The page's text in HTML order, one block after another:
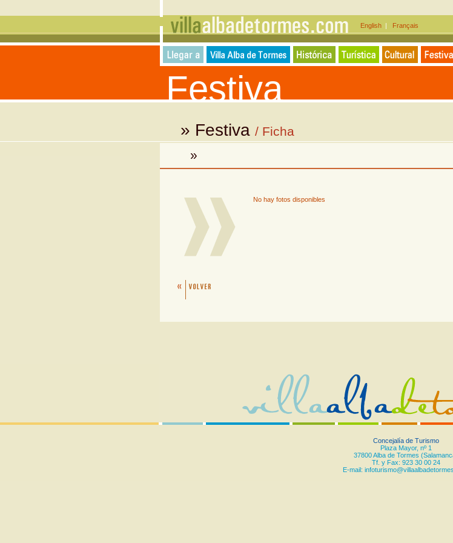
English | Français
Festiva
» Festiva / Ficha
»
No hay fotos disponibles
Concejalía de Turismo
Plaza Mayor, nº 1
37800 Alba de Tormes
Tf. y Fax: 923 30 00 24
E-mail: